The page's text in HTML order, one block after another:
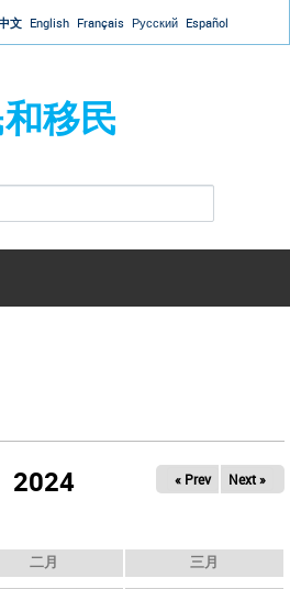
to navigation
文 English Français Русский Español
移民
2024 « Prev Next »
二月 三月